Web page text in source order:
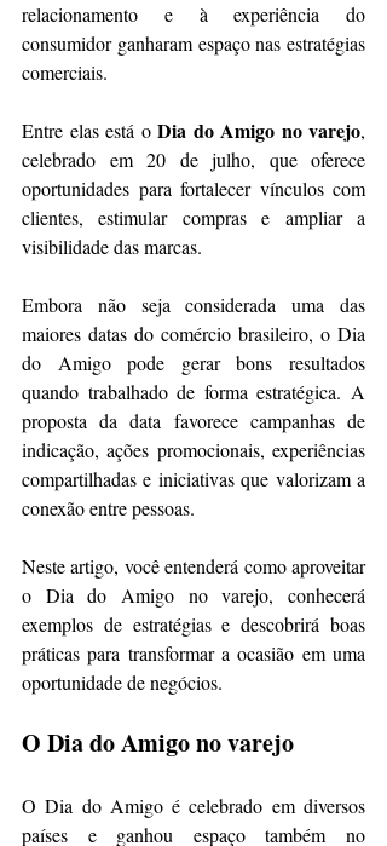
relacionamento e à experiência do
consumidor ganharam espaço nas estratégias
comerciais.
Entre elas está o Dia do Amigo no varejo,
celebrado em 20 de julho, que oferece
oportunidades para fortalecer vínculos com
clientes, estimular compras e ampliar a
visibilidade das marcas.
Embora não seja considerada uma das
maiores datas do comércio brasileiro, o Dia
do Amigo pode gerar bons resultados
quando trabalhado de forma estratégica. A
proposta da data favorece campanhas de
indicação, ações promocionais, experiências
compartilhadas e iniciativas que valorizam a
conexão entre pessoas.
Neste artigo, você entenderá como aproveitar
o Dia do Amigo no varejo, conhecerá
exemplos de estratégias e descobrirá boas
práticas para transformar a ocasião em uma
oportunidade de negócios.
O Dia do Amigo no varejo
O Dia do Amigo é celebrado em diversos
países e ganhou espaço também no